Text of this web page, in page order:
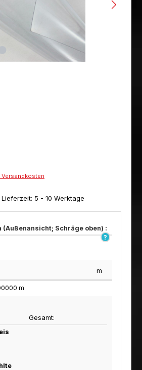
Versandkosten
5 - 10 Werktage
Schräge oben) :
m
m
Gesamt: